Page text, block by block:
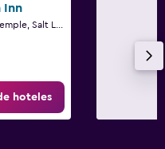
Inn
hoteles